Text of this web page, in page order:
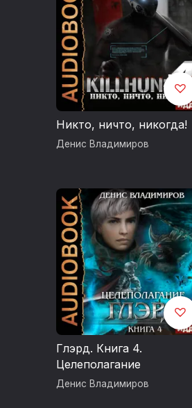
Никто, ничто, никогда!
Денис Владимиров
Глэрд. Книга 4.
Целеполагание
Денис Владимиров